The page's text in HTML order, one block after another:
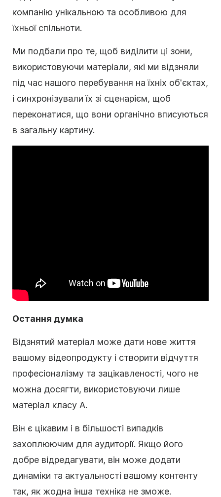
компанію унікальною та особливою для
їхньої спільноти.
Ми подбали про те, щоб виділити ці зони,
використовуючи матеріали, які ми відзняли
під час нашого перебування на їхніх об'єктах,
і синхронізували їх зі сценарієм, щоб
переконатися, що вони органічно вписуються
в загальну картину.
Остання думка
Відзнятий матеріал може дати нове життя
вашому відеопродукту і створити відчуття
професіоналізму та зацікавленості, чого не
можна досягти, використовуючи лише
матеріал класу А.
Він є цікавим і в більшості випадків
захоплюючим для аудиторії. Якщо його
добре відредагувати, він може додати
динаміки та актуальності вашому контенту
так, як жодна інша техніка не зможе.